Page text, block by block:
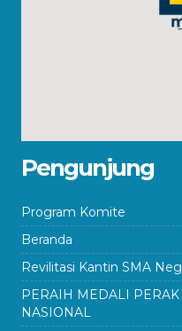
Pengunjung
Program Komite
Beranda
Revilitasi Kantin SMA
PERAIH MEDALI PERAK
NASIONAL